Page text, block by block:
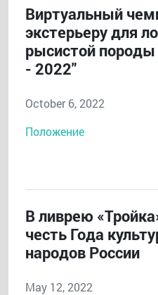
Виртуальный
экстерьеру для
рысистой
- 2022"
October 6, 2022
Положение
В ливрею
честь Года
народов России
May 12, 2022